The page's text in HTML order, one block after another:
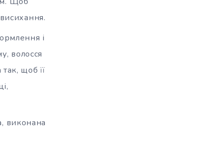
і
волосся
щоб її
виконана